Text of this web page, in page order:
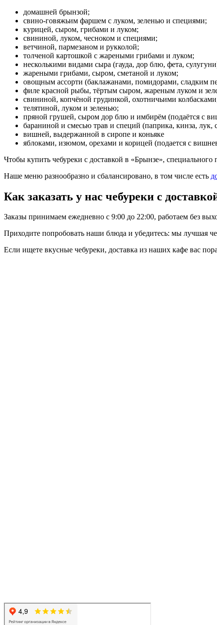
домашней брынзой;
свино-говяжьим фаршем с луком, зеленью и специями;
курицей, сыром, грибами и луком;
свининой, луком, чесноком и специями;
ветчиной, пармезаном и рукколой;
толченой картошкой с жареными грибами и луком;
несколькими видами сыра (гауда, дор блю, фета,
жареными грибами, сыром, сметаной и луком;
овощным ассорти (баклажанами, помидорами, сладким
филе красной рыбы, тёртым сыром, жареным луком и
свининой, копчёной грудинкой, охотничьими
телятиной, луком и зеленью;
пряной грушей, сыром дор блю и имбирём (подаётся с
бараниной и смесью трав и специй (паприка, кинза, лук,
вишней, выдержанной в сиропе и коньяке
яблоками, изюмом, орехами и корицей (подается с
Чтобы купить чебуреки с доставкой в «Брынзе»,
Наше меню разнообразно и сбалансировано, в том числе есть
Как заказать у нас чебуреки с
Заказы принимаем ежедневно с 9:00 до 22:00, работаем без
Приходите попробовать наши блюда и убедитесь: мы лучшая
Если ищете вкусные чебуреки, доставка из наших кафе вас